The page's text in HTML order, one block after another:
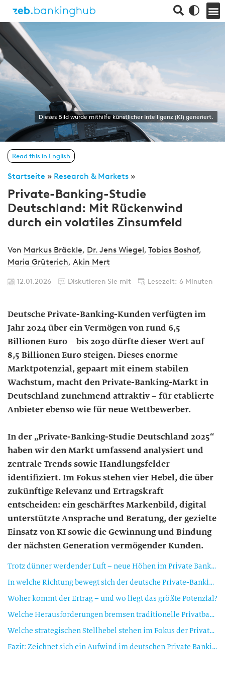
Dieses Bild wurde mithilfe künstlicher Intelligenz (KI) generiert.
Read this in English
Startseite » Research & Markets »
Private-Banking-Studie
Deutschland: Mit Rückenwind
durch ein volatiles Zinsumfeld
Von Markus Bräckle, Dr. Jens Wiegel, Tobias Boshof,
Maria Grüterich, Akin Mert
12.01.2026 Diskutieren Sie mit Lesezeit: 6 Minuten
Deutsche Private-Banking-Kunden verfügten im
Jahr 2024 über ein Vermögen von rund 6,5
Billionen Euro – bis 2030 dürfte dieser Wert auf
8,5 Billionen Euro steigen. Dieses enorme
Marktpotenzial, gepaart mit einem stabilen
Wachstum, macht den Private-Banking-Markt in
Deutschland zunehmend attraktiv – für etablierte
Anbieter ebenso wie für neue Wettbewerber.
In der „Private-Banking-Studie Deutschland 2025“
haben wir den Markt umfassend analysiert und
zentrale Trends sowie Handlungsfelder
identifiziert. Im Fokus stehen vier Hebel, die über
zukünftige Relevanz und Ertragskraft
entscheiden: ein geschärftes Markenbild, digital
unterstützte Ansprache und Beratung, der gezielte
Einsatz von KI sowie die Gewinnung und Bindung
der nächsten Generation vermögender Kunden.
Trotz dünner werdender Luft – neue Höhen im Private Banking?
In welche Richtung bewegt sich der deutsche Private-Banking-Markt?
Woher kommt der Ertrag – und wo liegt das größte Potenzial?
Welche Herausforderungen bremsen traditionelle Privatbanken gegenüber dem Gesamtmarkt?
Welche strategischen Stellhebel stehen im Fokus der Private-Banking-Studie 2025?
Fazit: Zeichnet sich ein Aufwind im deutschen Private Banking ab?